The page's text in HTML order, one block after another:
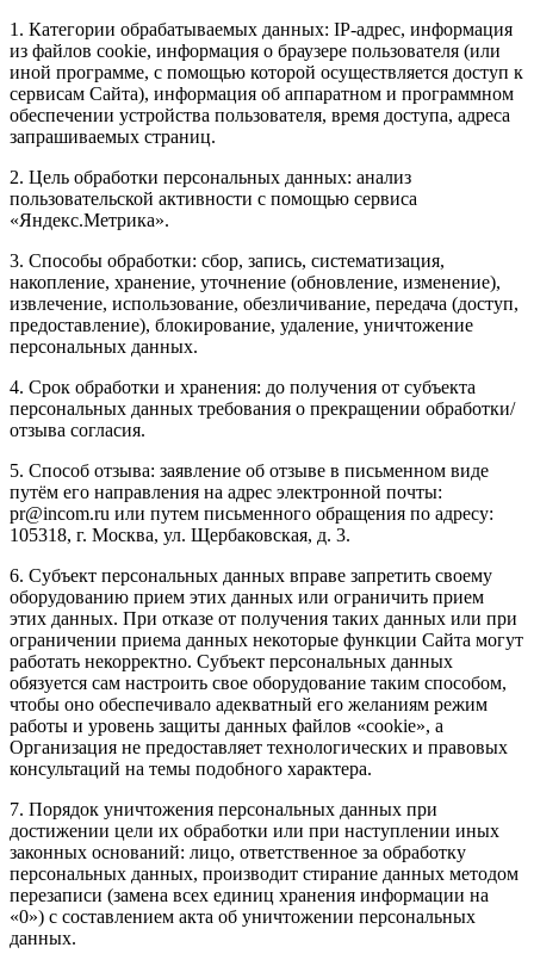
1. Категории обрабатываемых данных: IP-адрес, информация
из файлов cookie, информация о браузере пользователя (или
иной программе, с помощью которой осуществляется доступ к
сервисам Сайта), информация об аппаратном и программном
обеспечении устройства пользователя, время доступа, адреса
запрашиваемых страниц.
2. Цель обработки персональных данных: анализ
пользовательской активности с помощью сервиса
«Яндекс.Метрика».
3. Способы обработки: сбор, запись, систематизация,
накопление, хранение, уточнение (обновление, изменение),
извлечение, использование, обезличивание, передача (доступ,
предоставление), блокирование, удаление, уничтожение
персональных данных.
4. Срок обработки и хранения: до получения от субъекта
персональных данных требования о прекращении обработки/
отзыва согласия.
5. Способ отзыва: заявление об отзыве в письменном виде
путём его направления на адрес электронной почты:
pr@incom.ru или путем письменного обращения по адресу:
105318, г. Москва, ул. Щербаковская, д. 3.
6. Субъект персональных данных вправе запретить своему
оборудованию прием этих данных или ограничить прием
этих данных. При отказе от получения таких данных или при
ограничении приема данных некоторые функции Сайта могут
работать некорректно. Субъект персональных данных
обязуется сам настроить свое оборудование таким способом,
чтобы оно обеспечивало адекватный его желаниям режим
работы и уровень защиты данных файлов «cookie», а
Организация не предоставляет технологических и правовых
консультаций на темы подобного характера.
7. Порядок уничтожения персональных данных при
достижении цели их обработки или при наступлении иных
законных оснований: лицо, ответственное за обработку
персональных данных, производит стирание данных методом
перезаписи (замена всех единиц хранения информации на
«0») с составлением акта об уничтожении персональных
данных.